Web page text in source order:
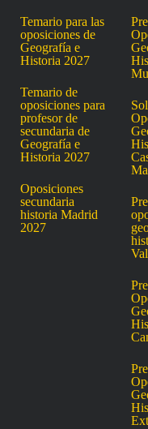
Temario para las
oposiciones de
Geografía e
Historia 2027
Temario de
oposiciones para
profesor de
secundaria de
Geografía e
Historia 2027
Oposiciones
secundaria
historia Madrid
2027